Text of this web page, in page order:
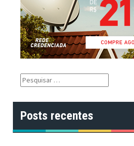
P
e
q
u
i
Posts recentes